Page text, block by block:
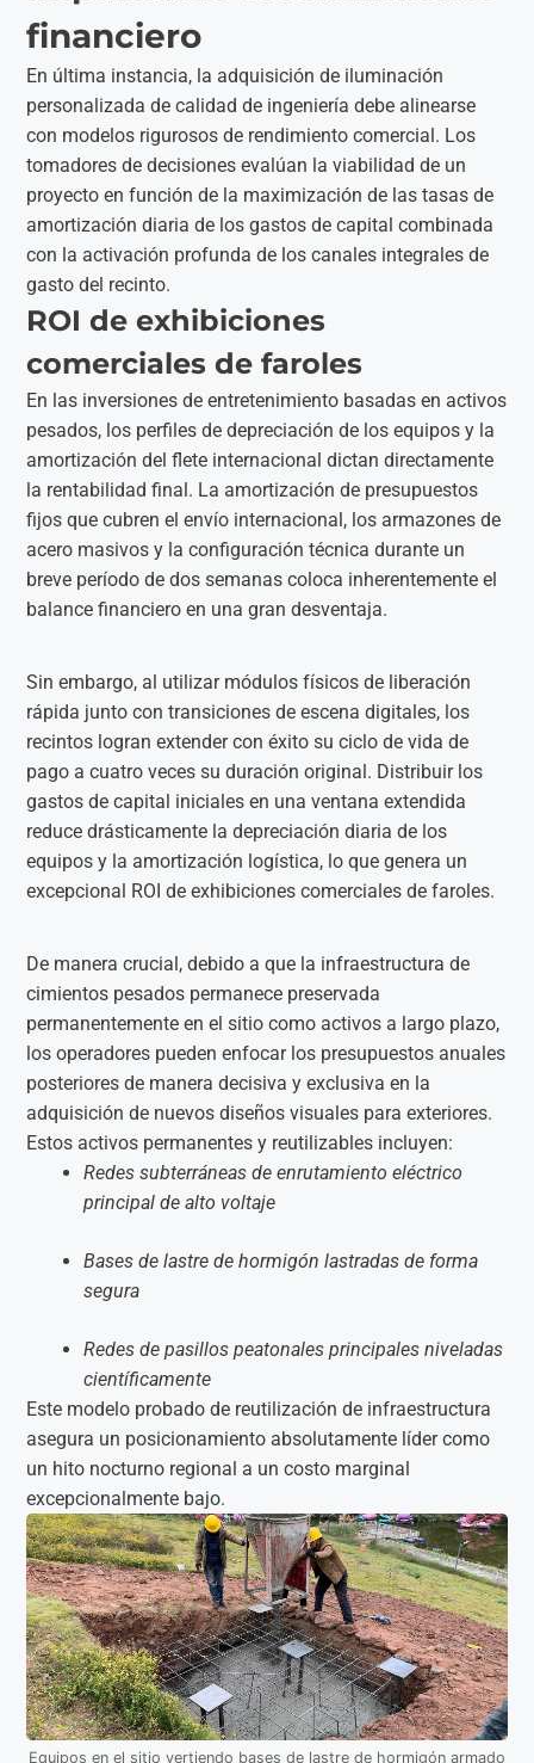
financiero
En última instancia, la adquisición de iluminación
personalizada de calidad de ingeniería debe alinearse
con modelos rigurosos de rendimiento comercial. Los
tomadores de decisiones evalúan la viabilidad de un
proyecto en función de la maximización de las tasas de
amortización diaria de los gastos de capital combinada
con la activación profunda de los canales integrales de
gasto del recinto.
ROI de exhibiciones
comerciales de faroles
En las inversiones de entretenimiento basadas en activos
pesados, los perfiles de depreciación de los equipos y la
amortización del flete internacional dictan directamente
la rentabilidad final. La amortización de presupuestos
fijos que cubren el envío internacional, los armazones de
acero masivos y la configuración técnica durante un
breve período de dos semanas coloca inherentemente el
balance financiero en una gran desventaja.
Sin embargo, al utilizar módulos físicos de liberación
rápida junto con transiciones de escena digitales, los
recintos logran extender con éxito su ciclo de vida de
pago a cuatro veces su duración original. Distribuir los
gastos de capital iniciales en una ventana extendida
reduce drásticamente la depreciación diaria de los
equipos y la amortización logística, lo que genera un
excepcional ROI de exhibiciones comerciales de faroles.
De manera crucial, debido a que la infraestructura de
cimientos pesados permanece preservada
permanentemente en el sitio como activos a largo plazo,
los operadores pueden enfocar los presupuestos anuales
posteriores de manera decisiva y exclusiva en la
adquisición de nuevos diseños visuales para exteriores.
Estos activos permanentes y reutilizables incluyen:
Redes subterráneas de enrutamiento eléctrico
principal de alto voltaje
Bases de lastre de hormigón lastradas de forma
segura
Redes de pasillos peatonales principales niveladas
científicamente
Este modelo probado de reutilización de infraestructura
asegura un posicionamiento absolutamente líder como
un hito nocturno regional a un costo marginal
excepcionalmente bajo.
Equipos en el sitio vertiendo bases de lastre de hormigón armado